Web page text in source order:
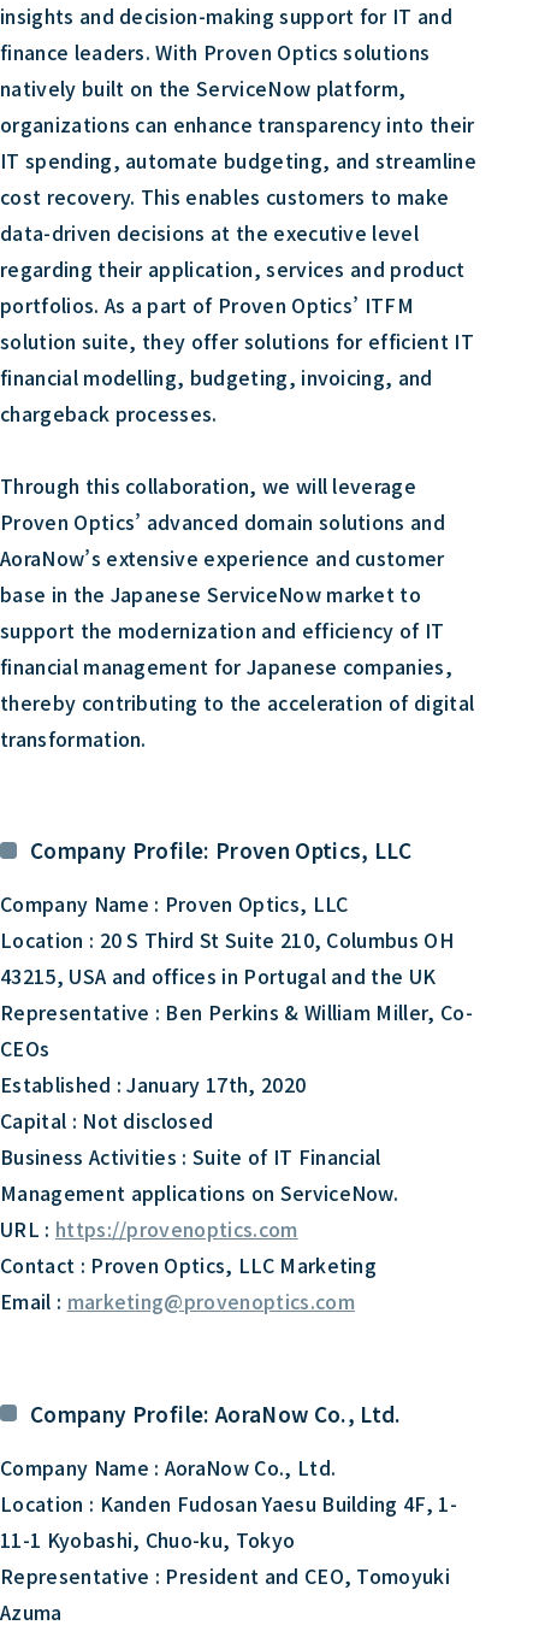
insights and decision-making support for IT and
finance leaders. With Proven Optics solutions
natively built on the ServiceNow platform,
organizations can enhance transparency into their
IT spending, automate budgeting, and streamline
cost recovery. This enables customers to make
data-driven decisions at the executive level
regarding their application, services and product
portfolios. As a part of Proven Optics’ ITFM
solution suite, they offer solutions for efficient IT
financial modelling, budgeting, invoicing, and
chargeback processes.
Through this collaboration, we will leverage
Proven Optics’ advanced domain solutions and
AoraNow’s extensive experience and customer
base in the Japanese ServiceNow market to
support the modernization and efficiency of IT
financial management for Japanese companies,
thereby contributing to the acceleration of digital
transformation.
Company Profile: Proven Optics, LLC
Company Name : Proven Optics, LLC
Location : 20 S Third St Suite 210, Columbus OH
43215, USA and offices in Portugal and the UK
Representative : Ben Perkins & William Miller, Co-
CEOs
Established : January 17th, 2020
Capital : Not disclosed
Business Activities : Suite of IT Financial
Management applications on ServiceNow.
URL : https://provenoptics.com
Contact : Proven Optics, LLC Marketing
Email : marketing@provenoptics.com
Company Profile: AoraNow Co., Ltd.
Company Name : AoraNow Co., Ltd.
Location : Kanden Fudosan Yaesu Building 4F, 1-
11-1 Kyobashi, Chuo-ku, Tokyo
Representative : President and CEO, Tomoyuki
Azuma